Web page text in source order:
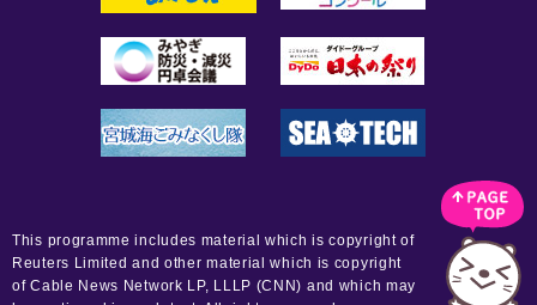
This programme includes material which is copyright of
Reuters Limited and other material which is copyright
of Cable News Network LP, LLLP (CNN) and which may